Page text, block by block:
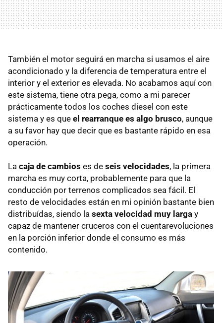
También el motor seguirá en marcha si usamos el aire
acondicionado y la diferencia de temperatura entre el
interior y el exterior es elevada. No acabamos aquí con
este sistema, tiene otra pega, como a mi parecer
prácticamente todos los coches diesel con este
sistema y es que el rearranque es algo brusco, aunque
a su favor hay que decir que es bastante rápido en esa
operación.
La caja de cambios es de seis velocidades, la primera
marcha es muy corta, probablemente para que la
conducción por terrenos complicados sea fácil. El
resto de velocidades están en mi opinión bastante bien
distribuídas, siendo la sexta velocidad muy larga y
capaz de mantener cruceros con el cuentarevoluciones
en la porción inferior donde el consumo es más
contenido.